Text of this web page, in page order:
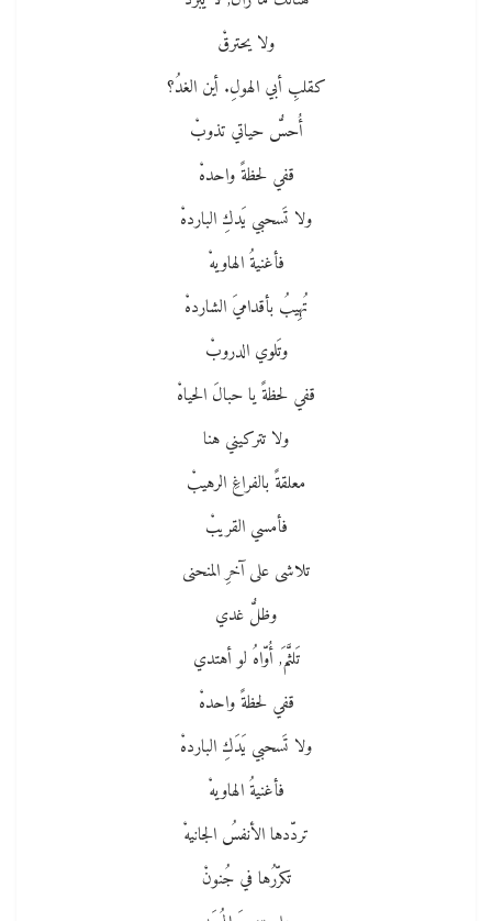
ولا يحترقْ
كقلبِ أبي الهولِ. أين الغدُ؟
أُحسُّ حياتي تذوبْ
قفي لحظةً واحدهْ
ولا تَسحبي يَدكِ الباردهْ
فأغنيةُ الهاويهْ
تُهِيبُ بأقداميَ الشاردهْ
وتَلوي الدروبْ
قفي لحظةً يا حبالَ الحياهْ
ولا تتركيني هنا
معلقةً بالفراغِ الرهيبْ
فأمسي القريبْ
تلاشى على آخرِ المنحنى
وظلُّ غدي
تَلثَّمَ, أُوّاهُ لو أهتدي
قفي لحظةً واحدهْ
ولا تَسحبي يَدَكِ الباردهْ
فأغنيةُ الهاويهْ
تردّدها الأنفسُ الجانيهْ
تكرّرُها في جُنونْ